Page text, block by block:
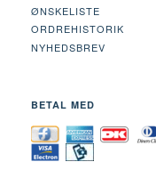
ØNSKELISTE
ORDREHISTORIK
NYHEDSBREV
BETAL MED